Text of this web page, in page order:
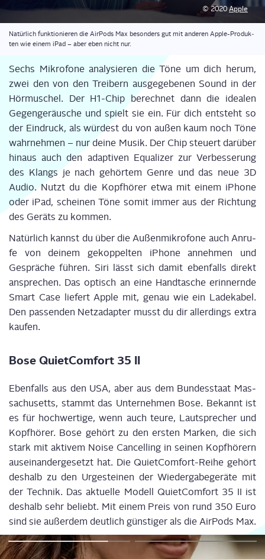
© 2020Apple
Natür­lich funk­tio­nie­ren die Air­Pods Max beson­ders gut mit ande­ren Apple-Pro­duk­
ten wie einem iPad – aber eben nicht nur.
Sechs Mikro­fo­ne ana­ly­sie­ren die Töne um dich her­um,
zwei den von den Trei­bern aus­ge­ge­be­nen Sound in der
Hör­mu­schel. Der H1-Chip berech­net dann die idea­len
Gegen­ge­räu­sche und spielt sie ein. Für dich ent­steht so
der Ein­druck, als wür­dest du von außen kaum noch Töne
wahr­neh­men – nur dei­ne Musik. Der Chip steu­ert dar­über
hin­ausauch den adap­ti­ven Equa­li­zer zur Ver­bes­se­rung
des Klangs je nach gehör­tem Gen­re und das neue 3D
Audio. Nutzt du die Kopf­hö­rer etwa mit einem iPho­ne
oder iPad, schei­nen Töne somit immer aus der Rich­tung
des Geräts zu kommen.
Natür­lich kannst du über die Außen­mi­kro­fo­ne auch Anru­
fe von dei­nem gekop­pel­ten iPho­ne anneh­men und
Gesprä­che füh­ren. Siri lässt sich damit eben­fallsdirekt
anspre­chen. Das optisch an eine Hand­ta­sche erin­nern­de
Smart Case lie­fert Apple mit, genau wie ein Lade­ka­bel.
Den pas­sen­den Netz­ad­ap­ter musst du dir aller­dings extra
kaufen.
Bose Quiet­Com­fort 35 II
Eben­falls aus den USA, aber aus dem Bun­des­staat Mas­
sa­chu­setts, stammt das Unter­neh­men Bose. Bekannt ist
es für hoch­wer­ti­ge, wenn auch teu­re, Laut­spre­cher und
Kopf­hö­rer. Bose gehört zu den ers­ten Mar­ken, die sich
stark mit akti­vem Noi­se Can­cel­ling in sei­nen Kopf­hö­rern
aus­ein­an­der­ge­setzt hat. Die Quiet­Com­fort-Rei­he gehört
des­halb zu den Urge­stei­nen der Wie­der­ga­be­ge­rä­te mit
der Tech­nik. Das aktu­el­le Modell Quiet­Com­fort35 II ist
des­halb sehr beliebt. Mit einem Preis von rund 350 Euro
sind sie außer­dem deut­lich güns­ti­ger als die Air­Pods Max.